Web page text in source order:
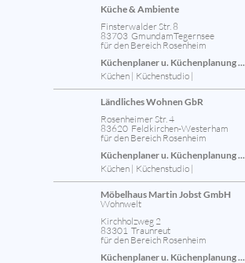
Küche & Ambiente
Finsterwalder Str. 8
83703 GmundamTegernsee
für den Bereich Rosenheim
Küchenplaner u. Küchenplanung ...
Küchen | Küchenstudio |
Ländliches Wohnen GbR
Rosenheimer Str. 4
83620 Feldkirchen-Westerham
für den Bereich Rosenheim
Küchenplaner u. Küchenplanung ...
Küchen | Küchenstudio |
Möbelhaus Martin Jobst GmbH
Wohnwelt
Kirchholzweg 2
83301 Traunreut
für den Bereich Rosenheim
Küchenplaner u. Küchenplanung ...